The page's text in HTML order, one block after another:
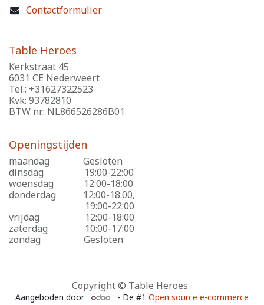
Contactformulier
Table Heroes
Kerkstraat 45
6031 CE Nederweert
Tel.: +31627322523
Kvk: 93782810
BTW nr.: NL866526286B01
Openingstijden
maandag
​Gesloten
dinsdag
​19:00-22:00
woensdag
​12:00-18:00
donderdag
​12:00-18:00,
​19:00-22:00
vrijdag
​12:00-18:00
zaterdag
​10:00-17:00
zondag
​Gesloten
Copyright © Table Heroes
Aangeboden door - De #1Open source e-commerce